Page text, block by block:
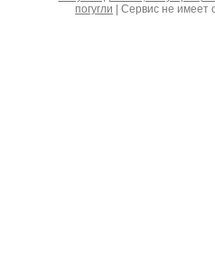
погугли | Сервис не